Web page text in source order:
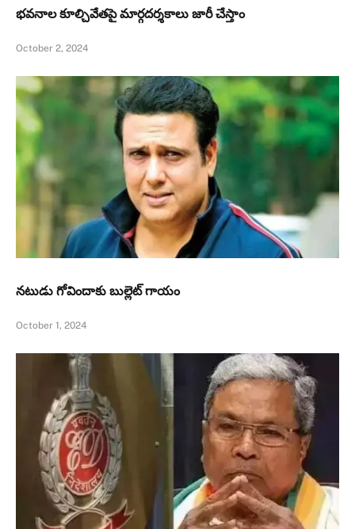
భవనాల కూల్చివేతపై మార్గదర్శకాలు జారీ చేస్తాం
October 2, 2024
నటుడు గోవిందాకు బుల్లెట్ గాయం
October 1, 2024